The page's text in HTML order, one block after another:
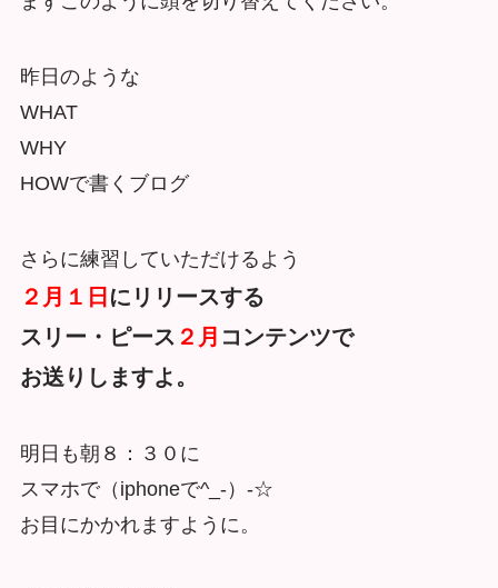
昨日のような
WHAT
WHY
HOWで書くブログ
さらに練習していただけるよう
２月１日 にリリースする
スリー・ピース ２月 コンテンツで
お送りしますよ。
明日も朝８：３０に
スマホで（iphoneで^_-）-☆
お目にかかれますように。